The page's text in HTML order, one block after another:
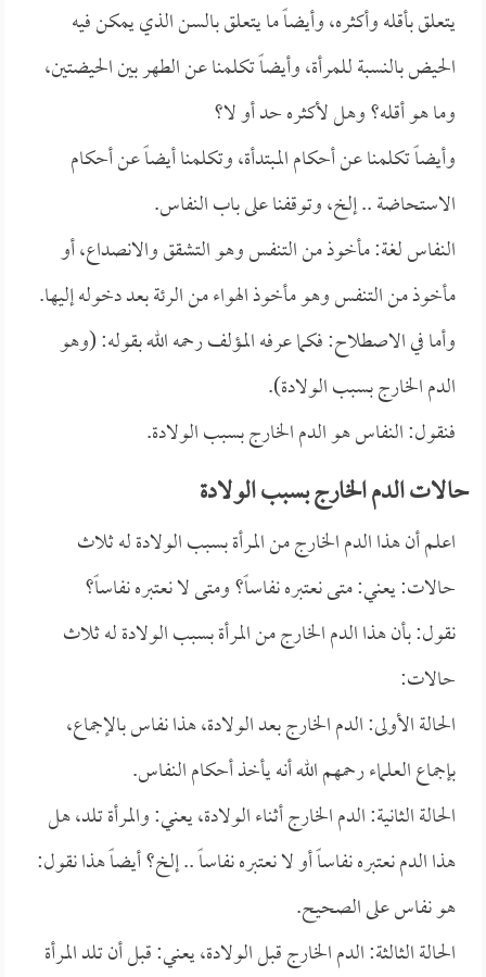
يتعلق بأقله وأكثره، وأيضاً ما يتعلق بالسن الذي يمكن فيه
الحيض بالنسبة للمرأة، وأيضاً تكلمنا عن الطهر بين الحيضتين،
وما هو أقله؟ وهل لأكثره حد أو لا؟
وأيضاً تكلمنا عن أحكام المبتدأة، وتكلمنا أيضاً عن أحكام
الاستحاضة .. إلخ، وتوقفنا على باب النفاس.
النفاس لغة: مأخوذ من التنفس وهو التشقق والانصداع، أو
مأخوذ من التنفس وهو مأخوذ الهواء من الرئة بعد دخوله إليها.
وأما في الاصطلاح: فكما عرفه المؤلف رحمه الله بقوله: (وهو
الدم الخارج بسبب الولادة).
فنقول: النفاس هو الدم الخارج بسبب الولادة.
حالات الدم الخارج بسبب الولادة
اعلم أن هذا الدم الخارج من المرأة بسبب الولادة له ثلاث
حالات: يعني: متى نعتبره نفاساً؟ ومتى لا نعتبره نفاساً؟
نقول: بأن هذا الدم الخارج من المرأة بسبب الولادة له ثلاث
حالات:
الحالة الأولى: الدم الخارج بعد الولادة، هذا نفاس بالإجماع،
بإجماع العلماء رحمهم الله أنه يأخذ أحكام النفاس.
الحالة الثانية: الدم الخارج أثناء الولادة، يعني: والمرأة تلد، هل
هذا الدم نعتبره نفاساً أو لا نعتبره نفاساً .. إلخ؟ أيضاً هذا نقول:
هو نفاس على الصحيح.
الحالة الثالثة: الدم الخارج قبل الولادة، يعني: قبل أن تلد المرأة